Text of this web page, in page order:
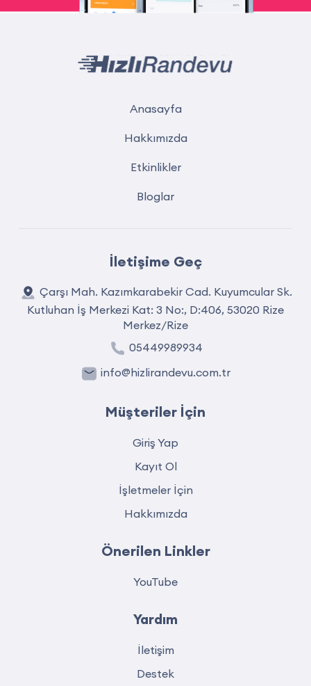
Anasayfa
Hakkımızda
Etkinlikler
Bloglar
İletişime Geç
Çarşı Mah. Kazımkarabekir Cad. Kuyumcular Sk.
Kutluhan İş Merkezi Kat: 3 No:, D:406, 53020 Rize
Merkez/Rize
05449989934
info@hizlirandevu.com.tr
Müşteriler İçin
Giriş Yap
Kayıt Ol
İşletmeler İçin
Hakkımızda
Önerilen Linkler
YouTube
Yardım
İletişim
Destek